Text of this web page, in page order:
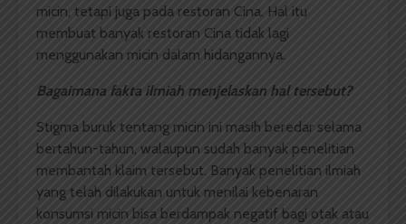
micin, tetapi juga pada restoran Cina. Hal itu
membuat banyak restoran Cina tidak lagi
menggunakan micin dalam hidangannya.
Bagaimana fakta ilmiah menjelaskan hal tersebut?
Stigma buruk tentang micin ini masih beredar selama
bertahun-tahun, walaupun sudah banyak penelitian
membantah klaim tersebut. Banyak penelitian ilmiah
yang telah dilakukan untuk menilai kebenaran
konsumsi micin bisa berdampak negatif bagi otak atau